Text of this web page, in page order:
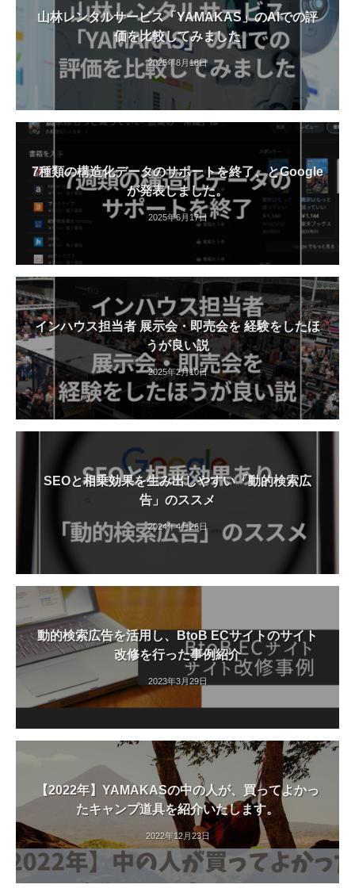
山林レンタルサービス「YAMAKAS」のAIでの評
価を比較してみました
2025年8月18日
7種類の構造化データのサポートを終了、とGoogle
が発表しました。
2025年6月17日
インハウス担当者 展示会・即売会を 経験をしたほ
うが良い説
2025年2月10日
SEOと相乗効果を生み出しやすい「動的検索広
告」のススメ
2024年4月26日
動的検索広告を活用し、BtoB ECサイトのサイト
改修を行った事例紹介
2023年3月29日
【2022年】YAMAKASの中の人が、買ってよかっ
たキャンプ道具を紹介いたします。
2022年12月23日